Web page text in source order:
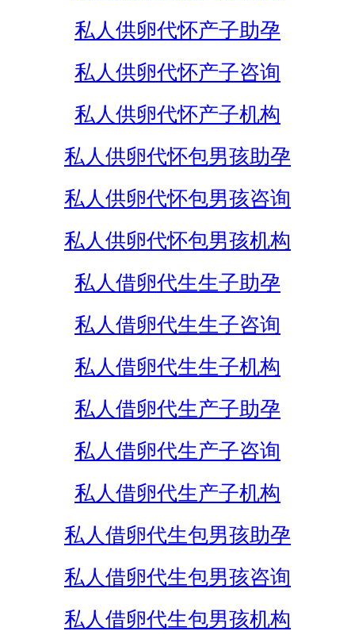
私人供卵代怀产子助孕
私人供卵代怀产子咨询
私人供卵代怀产子机构
私人供卵代怀包男孩助孕
私人供卵代怀包男孩咨询
私人供卵代怀包男孩机构
私人借卵代生生子助孕
私人借卵代生生子咨询
私人借卵代生生子机构
私人借卵代生产子助孕
私人借卵代生产子咨询
私人借卵代生产子机构
私人借卵代生包男孩助孕
私人借卵代生包男孩咨询
私人借卵代生包男孩机构